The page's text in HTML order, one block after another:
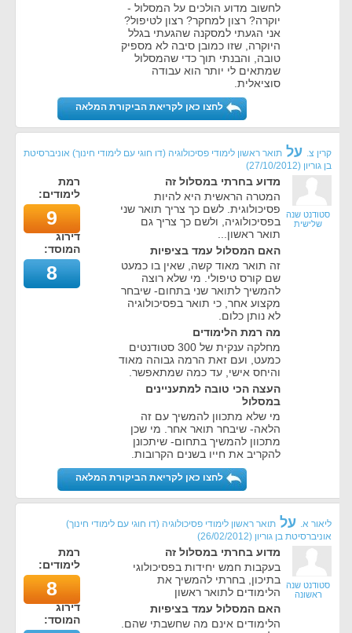
לחשוב מדוע הולכים על המסלול -
יוקרה? רצון למחקר? רצון לטיפול?
אני הגעתי למסקנה שהגעתי בגלל
היוקרה, שזו כמובן סיבה לא מספיק
טובה, והבנתי תוך כדי שהמסלול
שמתאים לי יותר הוא עבודה
סוציאלית.
לחצו כאן לקריאת הביקורת המלאה
קרין צ. על תואר ראשון לימודי פסיכולוגיה (דו חוגי עם לימודי חינוך) אוניברסיטת
בן גוריון (
27/10/2012
)
סטודנט שנה
שלישית
מדוע בחרתי במסלול זה
המטרה הראשית היא להיות
פסיכולוגית. לשם כך צריך תואר שני
בפסיכולוגיה, ולשם כך צריך גם
תואר ראשון...
האם המסלול עמד בציפיות
זה תואר מאוד קשה, שאין בו כמעט
שם קורס טיפולי. מי שלא רוצה
להמשיך לתואר שני בתחום- שיבחר
מקצוע אחר, כי תואר בפסיכולוגיה
לא נותן כלום.
מה רמת הלימודים
מחלקה ענקית של 300 סטודנטים
כמעט, ועם זאת הרמה גבוהה מאוד
והיחס אישי, עד כמה שמתאפשר.
העצה הכי טובה למתעניינים
במסלול
מי שלא מתכוון להמשיך עם זה
הלאה- שיבחר תואר אחר. מי שכן
מתכוון להמשיך בתחום- שיתכונן
להקריב את חייו בשנים הקרובות.
רמת
לימודים:
9
דירוג
המוסד:
8
לחצו כאן לקריאת הביקורת המלאה
ליאור א. על תואר ראשון לימודי פסיכולוגיה (דו חוגי עם לימודי חינוך)
אוניברסיטת בן גוריון (
26/02/2012
)
סטודנט שנה
ראשונה
מדוע בחרתי במסלול זה
בעקבות חמש יחידות בפסיכולוגי
בתיכון, בחרתי להמשיך את
הלימודים לתואר ראשון
האם המסלול עמד בציפיות
הלימודים אינם מה שחשבתי שהם.
רמת
לימודים:
8
דירוג
המוסד: